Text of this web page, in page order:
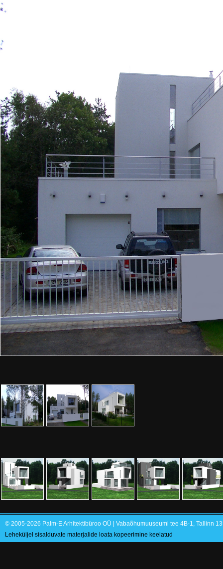
© 2005-2026 Palm-E Arhitektibüroo OÜ | Vabaõhumuuseumi tee 4B-1, Tallinn
Leheküljel sisalduvate materjalide loata kopeerimine keelatud